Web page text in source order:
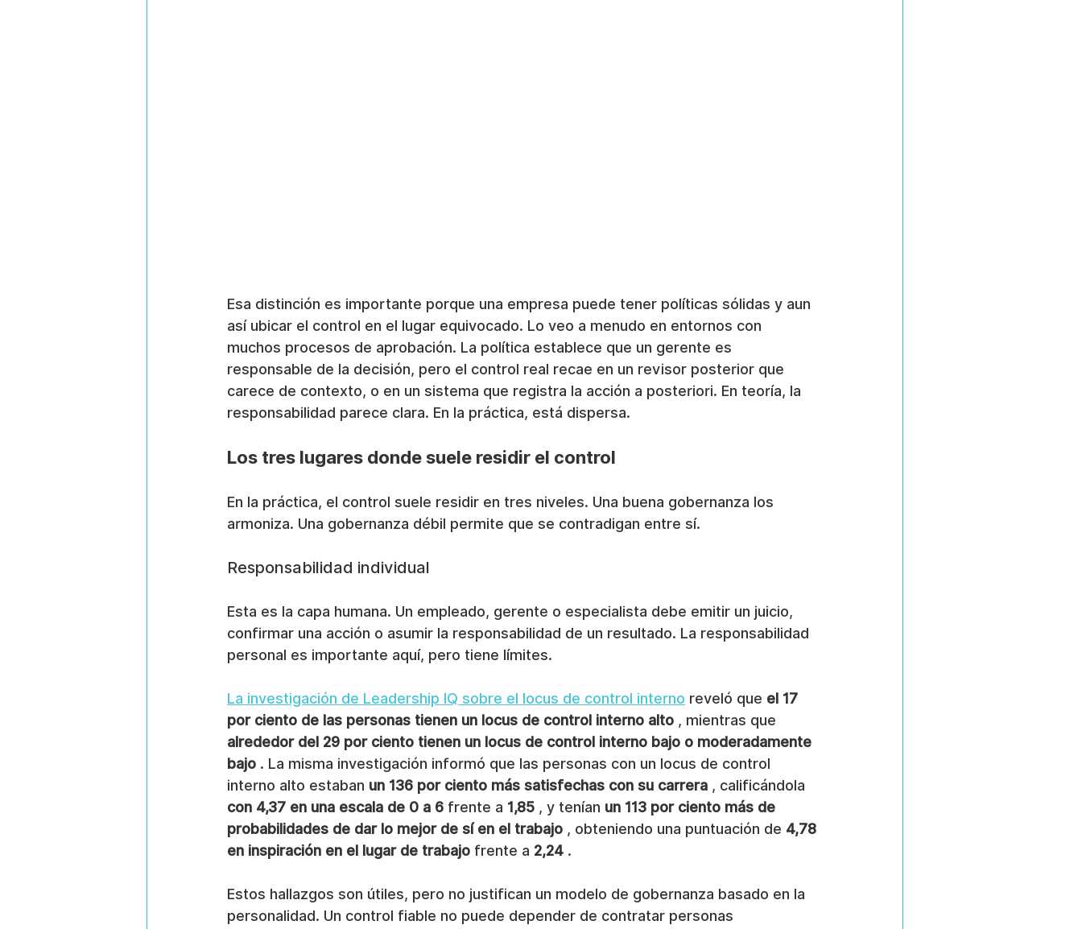
Esa distinción es importante porque una empresa puede tener políticas sólidas y aun
así ubicar el control en el lugar equivocado. Lo veo a menudo en entornos con
muchos procesos de aprobación. La política establece que un gerente es
responsable de la decisión, pero el control real recae en un revisor posterior que
carece de contexto, o en un sistema que registra la acción a posteriori. En teoría, la
responsabilidad parece clara. En la práctica, está dispersa.
Los tres lugares donde suele residir el control
En la práctica, el control suele residir en tres niveles. Una buena gobernanza los
armoniza. Una gobernanza débil permite que se contradigan entre sí.
Responsabilidad individual
Esta es la capa humana. Un empleado, gerente o especialista debe emitir un juicio,
confirmar una acción o asumir la responsabilidad de un resultado. La responsabilidad
personal es importante aquí, pero tiene límites.
La investigación de Leadership IQ sobre el locus de control interno reveló que el 17
por ciento de las personas tienen un locus de control interno alto , mientras que
alrededor del 29 por ciento tienen un locus de control interno bajo o moderadamente
bajo . La misma investigación informó que las personas con un locus de control
interno alto estaban un 136 por ciento más satisfechas con su carrera , calificándola
con 4,37 en una escala de 0 a 6 frente a 1,85 , y tenían un 113 por ciento más de
probabilidades de dar lo mejor de sí en el trabajo , obteniendo una puntuación de 4,78
en inspiración en el lugar de trabajo frente a 2,24 .
Estos hallazgos son útiles, pero no justifican un modelo de gobernanza basado en la
personalidad. Un control fiable no puede depender de contratar personas